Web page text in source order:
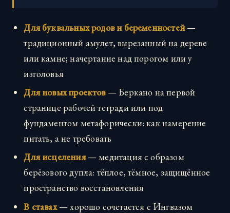
Для буквальных родов и беременностей—
традиционный амулет, вырезанный на дереве
или камне; начертание над порогом или у
изголовья
Для новых проектов— Беркано на первой
странице рабочей тетради или под
фундаментом метафорически: как намерение
питать, а не требовать
Для исцеления— медитация с образом
берёзового дупла: тёплое, тёмное, защищённое
пространство восстановления
В ставах— хорошо сочетается с Ингвазом